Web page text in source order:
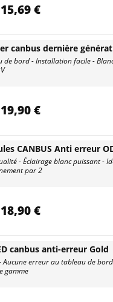
15,69 €
canbus dernière
de bord - Installation facile -
19,90 €
CANBUS Anti erreur
- Éclairage blanc puissant -
par 2
18,90 €
canbus anti-erreur Gold
Aucune erreur au tableau de
gamme